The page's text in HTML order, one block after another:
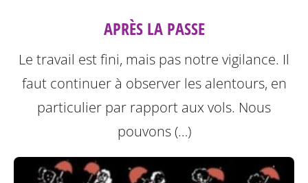
APRÈS LA PASSE
Le travail est fini, mais pas notre vigilance. Il
faut continuer à observer les alentours, en
particulier par rapport aux vols. Nous
pouvons (…)